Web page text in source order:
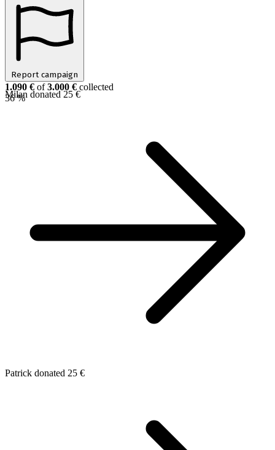
Report campaign
1.090 € of3.000 € collected
36 %
Milan donated 25 €
Patrick donated 25 €